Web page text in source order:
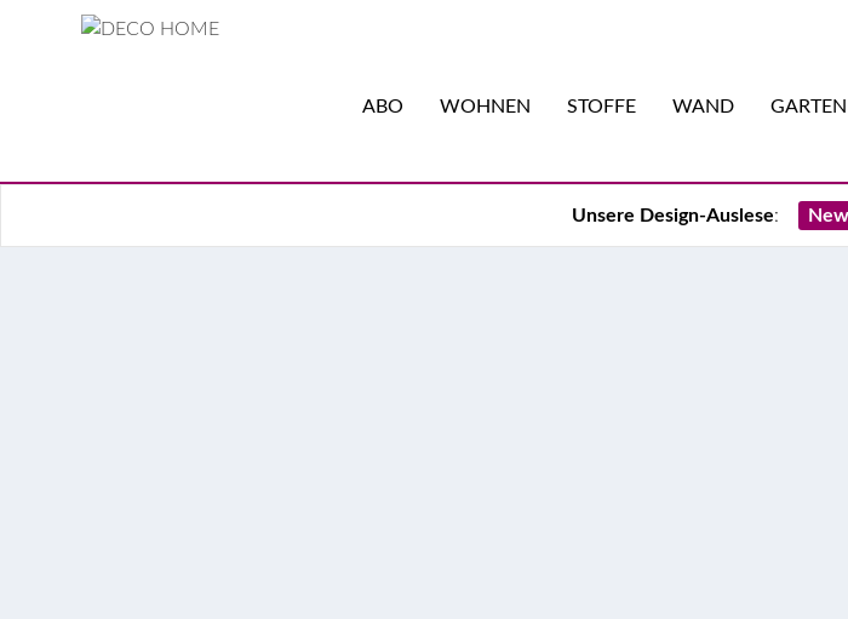
ABO WOHNEN STOFFE WAND GARTEN
Unsere Design-Auslese: